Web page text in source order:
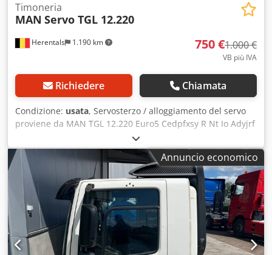
Herentals 1.190 km
Timoneria
MAN Servo TGL 12.220
750 €1.000 €
VB più IVA
Richiedere Chiamata
Condizione: usata, Servosterzo / alloggiamento del servo
proviene da MAN TGL 12.220 Euro5 Cedpfxsy R Nt Io Adyjrf
Cevoman bvba. Lenskensdijk 5 2200 Herentals Belgio
Annuncio economico